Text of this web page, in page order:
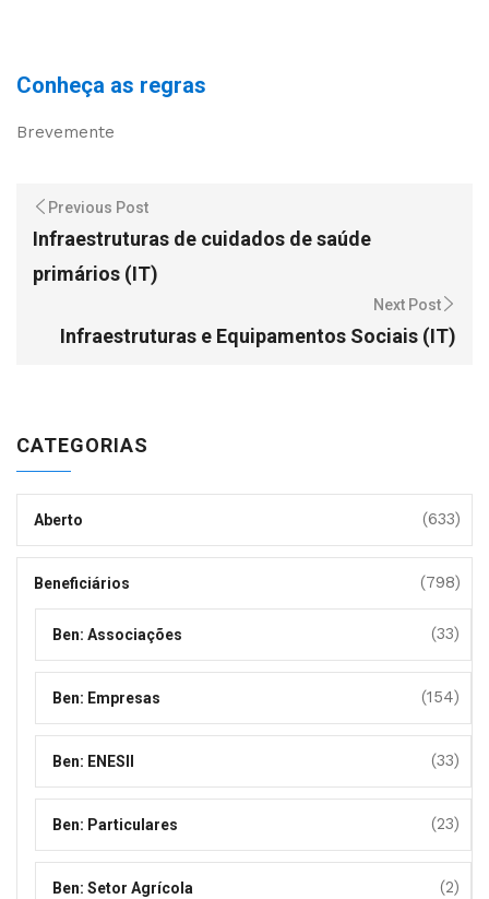
Conheça as regras
Brevemente
Previous Post
Infraestruturas de cuidados de saúde
primários (IT)
Next Post
Infraestruturas e Equipamentos Sociais (IT)
CATEGORIAS
Aberto (633)
Beneficiários (798)
Ben: Associações (33)
Ben: Empresas (154)
Ben: ENESII (33)
Ben: Particulares (23)
Ben: Setor Agrícola (2)